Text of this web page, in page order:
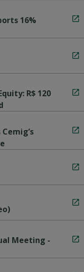
16%
R$ 120
Meeting -